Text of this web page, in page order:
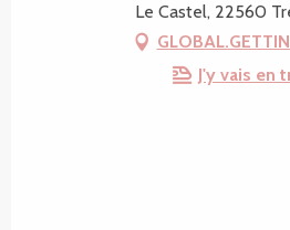
Le Castel, 22560
J'y vais en